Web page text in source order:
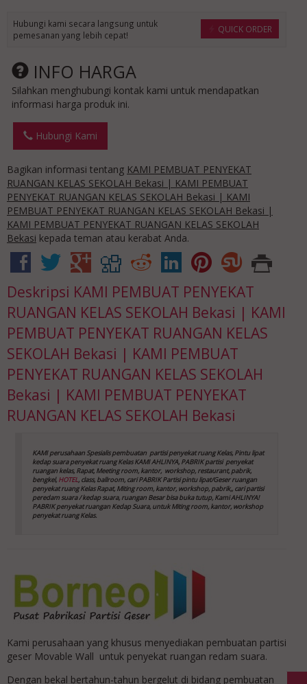
QUICK ORDER
Hubungi kami secara langsung untuk
pemesanan yang lebih cepat!
INFO HARGA
Silahkan menghubungi kontak kami untuk mendapatkan
informasi harga produk ini.
Hubungi Kami
Bagikan informasi tentang KAMI PEMBUAT PENYEKAT
RUANGAN KELAS SEKOLAH Bekasi | KAMI PEMBUAT
PENYEKAT RUANGAN KELAS SEKOLAH Bekasi | KAMI
PEMBUAT PENYEKAT RUANGAN KELAS SEKOLAH Bekasi |
KAMI PEMBUAT PENYEKAT RUANGAN KELAS SEKOLAH
Bekasi kepada teman atau kerabat Anda.
Deskripsi KAMI PEMBUAT PENYEKAT
RUANGAN KELAS SEKOLAH Bekasi | KAMI
PEMBUAT PENYEKAT RUANGAN KELAS
SEKOLAH Bekasi | KAMI PEMBUAT
PENYEKAT RUANGAN KELAS SEKOLAH
Bekasi | KAMI PEMBUAT PENYEKAT
RUANGAN KELAS SEKOLAH Bekasi
KAMI perusahaan Spesialis pembuatan partisi penyekat ruang Kelas, Pintu lipat
kedap suarapenyekat ruang KelasKAMI AHLINYA, PABRIK partisi penyekat
ruangan kelas, Rapat, Meeting room, kantor, workshop, restaurant, pabrik,
bengkel, HOTEL, class, ballroom, cari PABRIK Partisi pintu lipat/Geser ruangan
penyekat ruang KelasRapat, Miting room, kantor, workshop, pabrik,, cari partisi
peredam suara / kedap suara, ruangan Besar bisa buka tutup, Kami AHLINYA!
PABRIK penyekat ruangan Kedap Suara, untuk Miting room, kantor, workshop
penyekat ruang Kelas.
Kami perusahaan yang khusus menyediakan pembuatan partisi
geser Movable Wall untuk penyekat ruangan redam suara.
Dengan bekal bertahun-tahun bergelut di bidang pembuatan